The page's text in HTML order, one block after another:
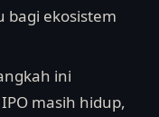
bagi ekosistem
ini
masih hidup,